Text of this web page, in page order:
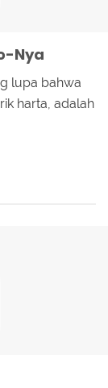
Nya
lupa bahwa
harta, adalah